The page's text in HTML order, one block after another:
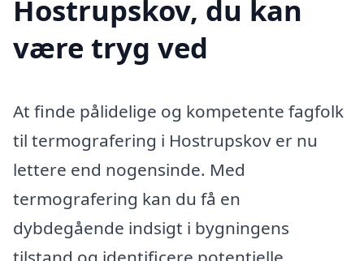
Hostrupskov, du kan
være tryg ved
At finde pålidelige og kompetente fagfolk
til termografering i Hostrupskov er nu
lettere end nogensinde. Med
termografering kan du få en
dybdegående indsigt i bygningens